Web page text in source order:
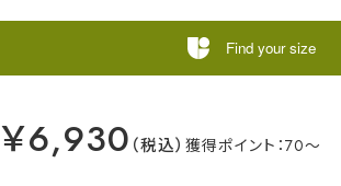
￥6,930 70
Find your size